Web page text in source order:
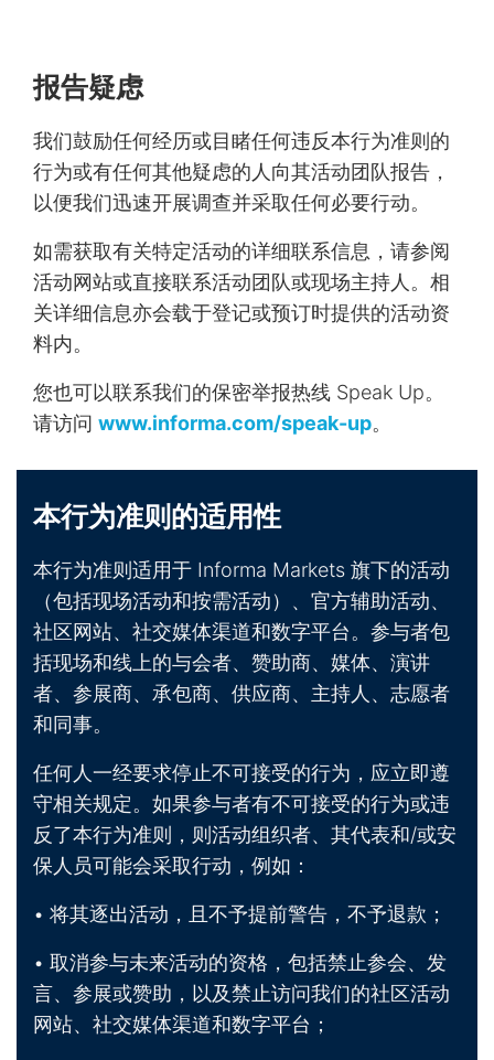
报告疑虑
我们鼓励任何经历或目睹任何违反本行为准则的
行为或有任何其他疑虑的人向其活动团队报告，
以便我们迅速开展调查并采取任何必要行动。
如需获取有关特定活动的详细联系信息，请参阅
活动网站或直接联系活动团队或现场主持人。相
关详细信息亦会载于登记或预订时提供的活动资
料内。
您也可以联系我们的保密举报热线 Speak Up。
请访问 www.informa.com/speak-up。
本行为准则的适用性
本行为准则适用于 Informa Markets 旗下的活动
（包括现场活动和按需活动）、官方辅助活动、
社区网站、社交媒体渠道和数字平台。参与者包
括现场和线上的与会者、赞助商、媒体、演讲
者、参展商、承包商、供应商、主持人、志愿者
和同事。
任何人一经要求停止不可接受的行为，应立即遵
守相关规定。如果参与者有不可接受的行为或违
反了本行为准则，则活动组织者、其代表和/或安
保人员可能会采取行动，例如：
• 将其逐出活动，且不予提前警告，不予退款；
• 取消参与未来活动的资格，包括禁止参会、发
言、参展或赞助，以及禁止访问我们的社区活动
网站、社交媒体渠道和数字平台；